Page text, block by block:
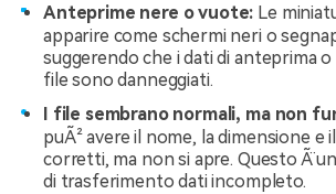
Anteprime nere o vuote: Le
apparire come schermi neri o
suggerendo che i dati di anteprima
file sono danneggiati.
I file sembrano normali, ma non
puÃ² avere il nome, la dimensione e
corretti, ma non si apre. Questo Ã¨
di trasferimento dati incompleto.